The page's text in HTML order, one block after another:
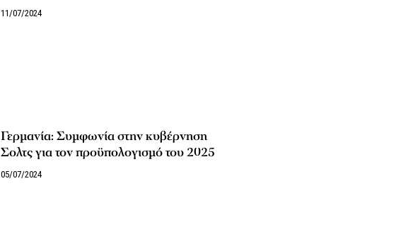
11/07/2024
Γερμανία: Συμφωνία στην κυβέρνηση
Σολτς για τον προϋπολογισμό του 2025
05/07/2024